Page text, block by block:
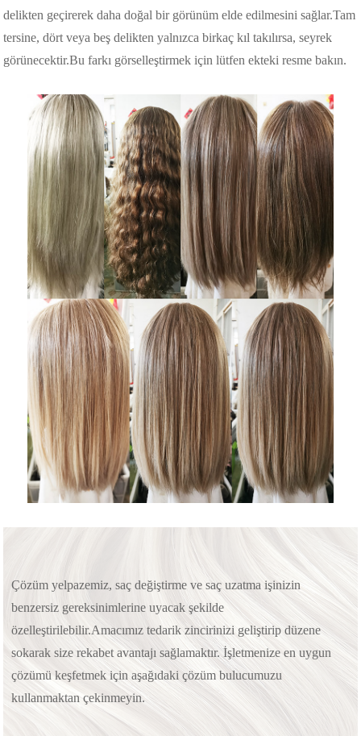
delikten geçirerek daha doğal bir görünüm elde edilmesini sağlar.Tam
tersine, dört veya beş delikten yalnızca birkaç kıl takılırsa, seyrek
görünecektir.Bu farkı görselleştirmek için lütfen ekteki resme bakın.
Çözüm yelpazemiz, saç değiştirme ve saç uzatma işinizin
benzersiz gereksinimlerine uyacak şekilde
özelleştirilebilir.Amacımız tedarik zincirinizi geliştirip düzene
sokarak size rekabet avantajı sağlamaktır. İşletmenize en uygun
çözümü keşfetmek için aşağıdaki çözüm bulucumuzu
kullanmaktan çekinmeyin.